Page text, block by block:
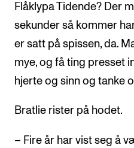
Flåklypa Tidende? Der
sekunder så kommer
er satt på spissen, da.
mye, og få ting presset
hjerte og sinn og tanke
Bratlie rister på hodet.
– Fire år har vist seg å